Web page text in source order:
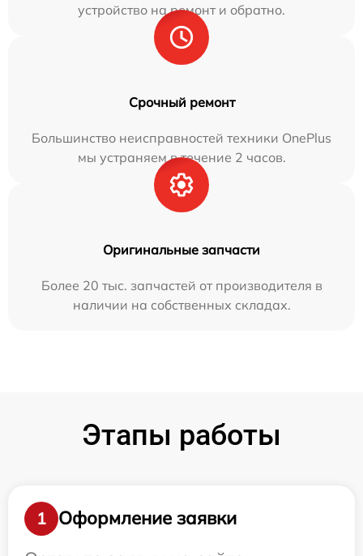
устройство на ремонт и обратно.
Срочный ремонт
Большинство неисправностей техники OnePlus
мы устраняем в течение 2 часов.
Оригинальные запчасти
Более 20 тыс. запчастей от производителя в
наличии на собственных складах.
Этапы работы
1
Оформление заявки